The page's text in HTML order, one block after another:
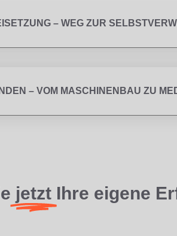
– WEG ZUR
– VOM MASCHINENBAU ZU
jetzt Ihre eigene